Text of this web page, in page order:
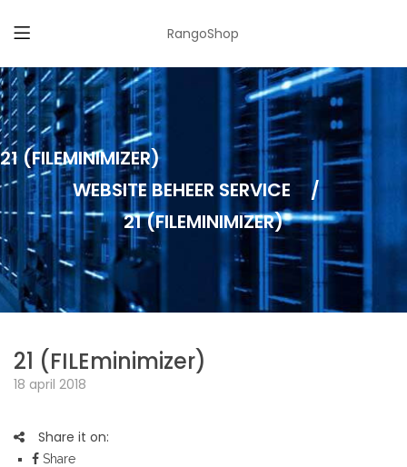
RangoShop
21 (FILEMINIMIZER)
WEBSITE BEHEER SERVICE
/
21 (FILEMINIMIZER)
21 (FILEminimizer)
18 april 2018
Share it on:
Share